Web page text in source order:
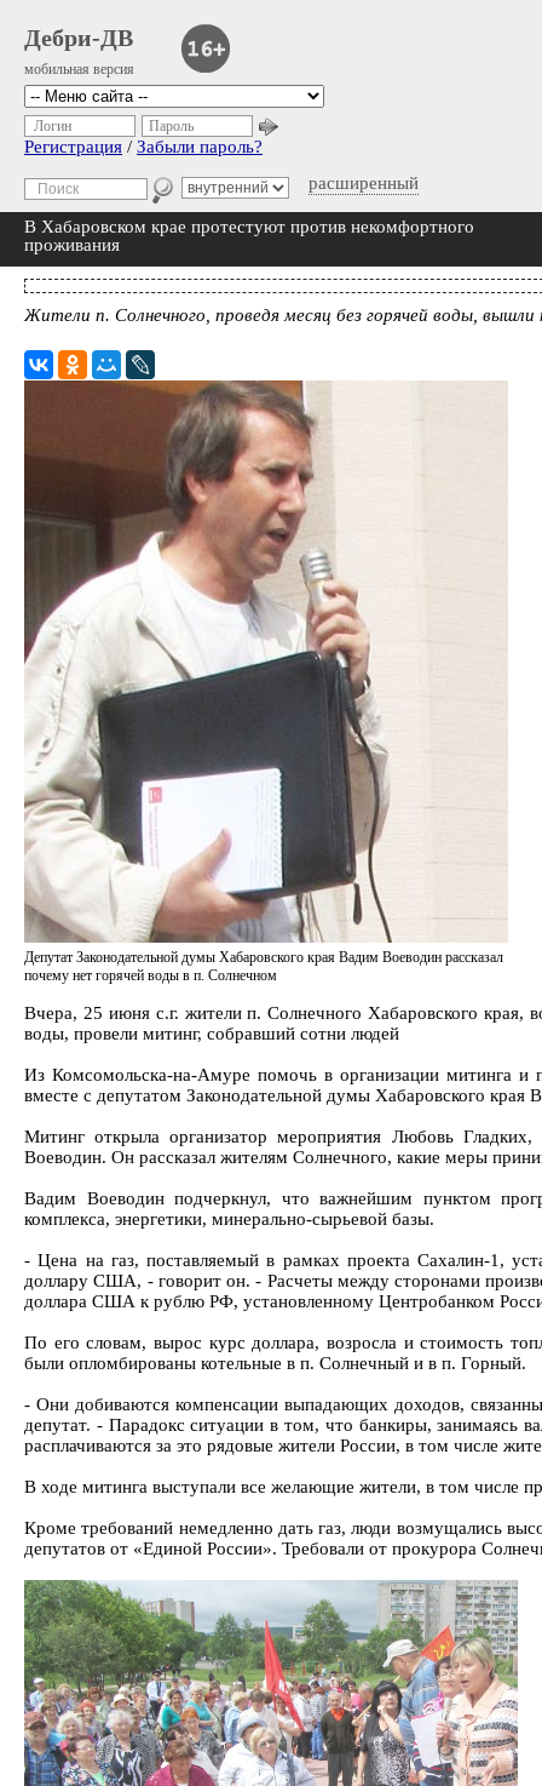
Дебри-ДВ
мобильная версия
расширенный
Логин Пароль
Регистрация / Забыли пароль?
В Хабаровском крае протестуют против некомфортного
проживания
Жители п. Солнечного, проведя месяц без горячей воды, вышли
Депутат Законодательной думы Хабаровского края Вадим Воеводин рассказал
почему нет горячей воды в п. Солнечном
Вчера, 25 июня с.г. жители п. Солнечного Хабаровского
воды, провели митинг, собравший сотни людей
Из Комсомольска-на-Амуре помочь в организации митинга и
вместе с депутатом Законодательной думы Хабаровского
Митинг открыла организатор мероприятия Любовь
Воеводин. Он рассказал жителям Солнечного, какие меры
Вадим Воеводин подчеркнул, что важнейшим пунктом
комплекса, энергетики, минерально-сырьевой базы.
- Цена на газ, поставляемый в рамках проекта Сахалин-1,
доллару США, - говорит он. - Расчеты между сторонами
доллара США к рублю РФ, установленному Центробанком
По его словам, вырос курс доллара, возросла и стоимость
были опломбированы котельные в п. Солнечный и в п. Горный.
- Они добиваются компенсации выпадающих доходов,
депутат. - Парадокс ситуации в том, что банкиры, занимаясь
расплачиваются за это рядовые жители России, в том числе
В ходе митинга выступали все желающие жители, в том числе
Кроме требований немедленно дать газ, люди возмущались
депутатов от «Единой России». Требовали от прокурора